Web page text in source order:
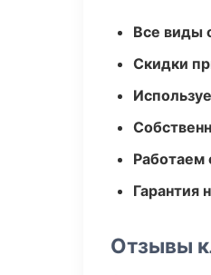
Все виды
Скидки
Работаем
Гарантия
Отзывы